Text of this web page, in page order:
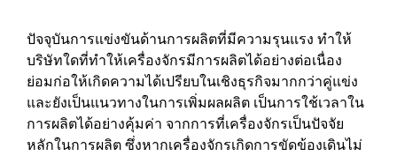
ปัจจุบันการแข่งขันด้านการผลิตที่มีความรุนแรง ทำให้
บริษัทใดที่ทำให้เครื่องจักรมีการผลิตได้อย่างต่อเนื่อง
ย่อมก่อให้เกิดความได้เปรียบในเชิงธุรกิจมากกว่าคู่แข่ง
และยังเป็นแนวทางในการเพิ่มผลผลิต เป็นการใช้เวลาใน
การผลิตได้อย่างคุ้มค่า จากการที่เครื่องจักรเป็นปัจจัย
หลักในการผลิต ซึ่งหากเครื่องจักรเกิดการขัดข้องเดินไม่